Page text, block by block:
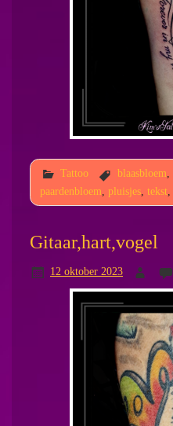
Tattoo blaasbloem
paardenbloem
pluisjes, tekst,
Gitaar,hart,vogel
12 oktober 2023